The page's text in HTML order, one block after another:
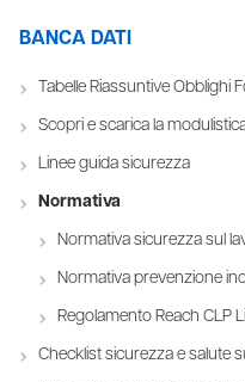
BANCA DATI
Tabelle Riassuntive Obblighi
Scopri e scarica la
Linee guida sicurezza
Normativa
Normativa sicurezza sul
Normativa prevenzione
Regolamento Reach CLP
Checklist sicurezza e salute